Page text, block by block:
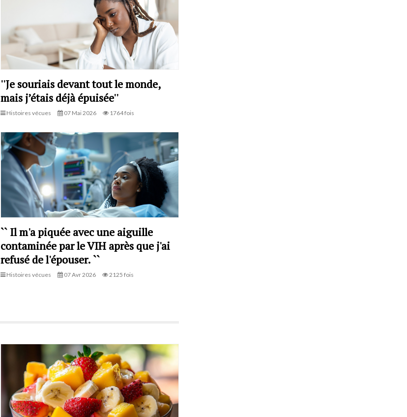
''Je souriais devant tout le monde,
mais j’étais déjà épuisée''
Histoires vécues 07 Mai 2026 1764 fois
`` Il m'a piquée avec une aiguille
contaminée par le VIH après que j'ai
refusé de l'épouser. ``
Histoires vécues 07 Avr 2026 2125 fois